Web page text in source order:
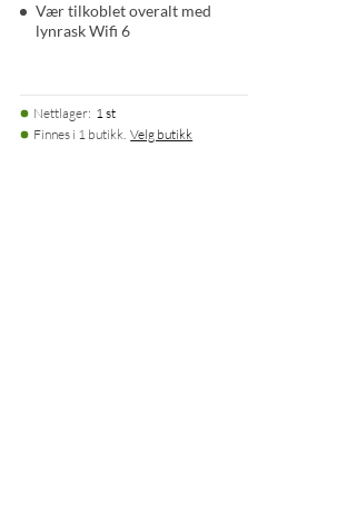
Vær tilkoblet overalt med
lynrask Wifi 6
Nettlager: 1 st
Finnes i 1 butikk. Velg butikk